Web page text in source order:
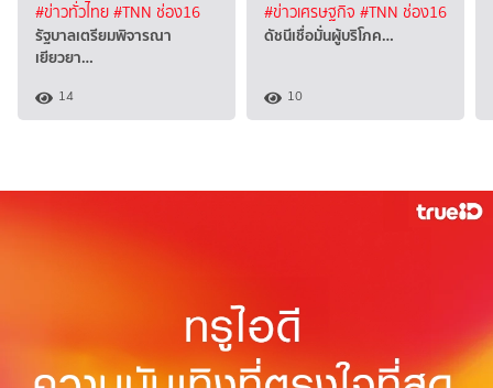
#ข่าวทั่วไทย#TNN ช่อง16
รัฐบาลเตรียมพิจารณา
เยียวยา…
14
#ข่าวเศรษฐกิจ #TNN ช่อง16
ดัชนีเชื่อมั่นผู้บริโภค…
10